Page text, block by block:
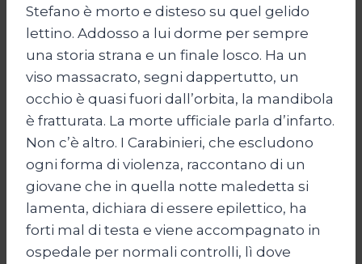
Stefano è morto e disteso su quel gelido
lettino. Addosso a lui dorme per sempre
una storia strana e un finale losco. Ha un
viso massacrato, segni dappertutto, un
occhio è quasi fuori dall’orbita, la mandibola
è fratturata. La morte ufficiale parla d’infarto.
Non c’è altro. I Carabinieri, che escludono
ogni forma di violenza, raccontano di un
giovane che in quella notte maledetta si
lamenta, dichiara di essere epilettico, ha
forti mal di testa e viene accompagnato in
ospedale per normali controlli, lì dove